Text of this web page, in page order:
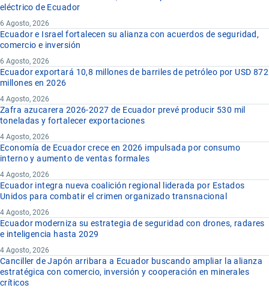
eléctrico de Ecuador
6 Agosto, 2026
Ecuador e Israel fortalecen su alianza con acuerdos de seguridad,
comercio e inversión
6 Agosto, 2026
Ecuador exportará 10,8 millones de barriles de petróleo por USD 872
millones en 2026
4 Agosto, 2026
Zafra azucarera 2026-2027 de Ecuador prevé producir 530 mil
toneladas y fortalecer exportaciones
4 Agosto, 2026
Economía de Ecuador crece en 2026 impulsada por consumo
interno y aumento de ventas formales
4 Agosto, 2026
Ecuador integra nueva coalición regional liderada por Estados
Unidos para combatir el crimen organizado transnacional
4 Agosto, 2026
Ecuador moderniza su estrategia de seguridad con drones, radares
e inteligencia hasta 2029
4 Agosto, 2026
Canciller de Japón arribara a Ecuador buscando ampliar la alianza
estratégica con comercio, inversión y cooperación en minerales
críticos